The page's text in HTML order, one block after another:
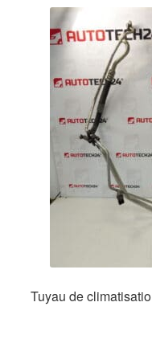
Panier
Plainte
Politique de
Procédure de
Termes et conditions
plus
récent
au
plus
Tuyau de